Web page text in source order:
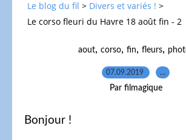
Le blog du fil > Divers et variés ! >
Le corso fleuri du Havre 18 août fin - 2
aout, corso, fin, fleurs,
07.09.2019 …
Par filmagique
Bonjour !